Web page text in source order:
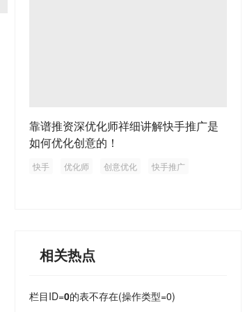
靠谱推资深优化师祥细讲解快手推广是
如何优化创意的！
快手 优化师 创意优化 快手推广
相关热点
栏目ID=0的表不存在(操作类型=0)